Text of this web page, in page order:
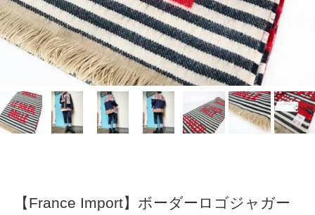
【France Import】ボーダーロゴジャガー